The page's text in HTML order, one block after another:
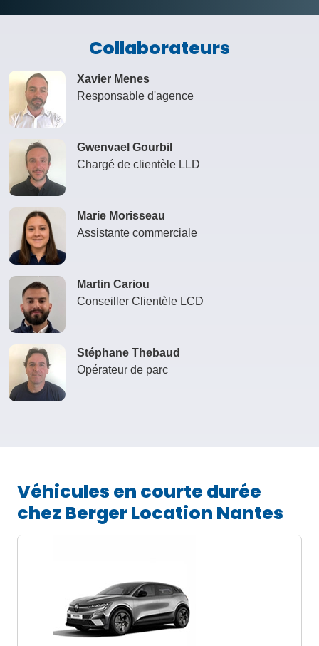
Collaborateurs
Xavier Menes
Responsable d'agence
Gwenvael Gourbil
Chargé de clientèle LLD
Marie Morisseau
Assistante commerciale
Martin Cariou
Conseiller Clientèle LCD
Stéphane Thebaud
Opérateur de parc
Véhicules en courte durée
chez Berger Location Nantes